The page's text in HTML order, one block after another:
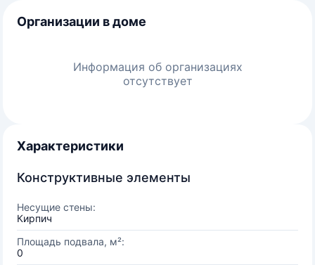
Организации в доме
Информация об организациях
отсутствует
Характеристики
Конструктивные элементы
Несущие стены:
Кирпич
Площадь подвала, м²:
0